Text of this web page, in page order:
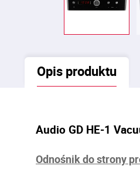
Opis produktu
Audio GD HE-1
Odnośnik do strony